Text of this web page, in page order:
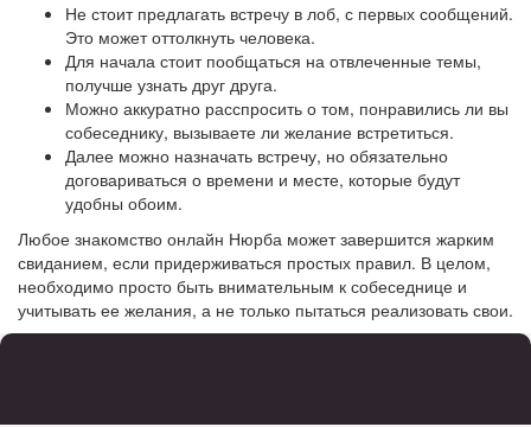
Не стоит предлагать встречу в лоб, с первых сообщений.
Это может оттолкнуть человека.
Для начала стоит пообщаться на отвлеченные темы,
получше узнать друг друга.
Можно аккуратно расспросить о том, понравились ли вы
собеседнику, вызываете ли желание встретиться.
Далее можно назначать встречу, но обязательно
договариваться о времени и месте, которые будут
удобны обоим.
Любое знакомство онлайн Нюрба может завершится жарким
свиданием, если придерживаться простых правил. В целом,
необходимо просто быть внимательным к собеседнице и
учитывать ее желания, а не только пытаться реализовать свои.